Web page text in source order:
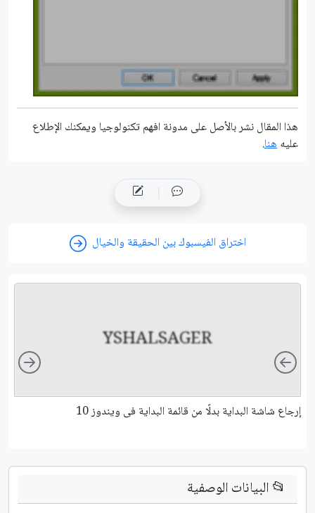
هذا المقال نشر باﻷصل على مدونة افهم تكنولوجيا ويمكنك اﻹطلاع
عليههنا.
اختراق الفيسبوك بين الحقيقة والخيال
YSHALSAGER
إرجاع شاشة البداية بدلًا من قائمة البداية فى ويندوز 10
Left
📂البيانات الوصفية